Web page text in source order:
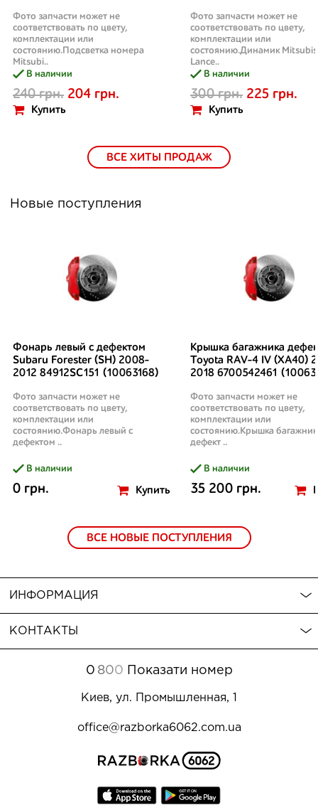
Фото запчасти может не
соответствовать по цвету,
комплектации или
состоянию.Подсветка номера
Mitsubi..
В наличии
240 грн. 204 грн.
Купить
Фото запчасти может не
соответствовать по цвету,
комплектации или
состоянию.Динамик
Lance..
В наличии
300 грн. 225 грн.
Купить
ВСЕ ХИТЫ ПРОДАЖ
Новые поступления
Фонарь левый с дефектом
Subaru Forester (SH) 2008-
2012 84912SC151 (10063168)
Фото запчасти может не
соответствовать по цвету,
комплектации или
состоянию.Фонарь левый с
дефектом ..
В наличии
0 грн. Купить
Крышка багажника
Toyota RAV-4 IV (XA40)
2018 6700542461
Фото запчасти может не
соответствовать по цвету,
комплектации или
состоянию.Крышка
дефект ..
В наличии
35 200 грн.
ВСЕ НОВЫЕ ПОСТУПЛЕНИЯ
ИНФОРМАЦИЯ
КОНТАКТЫ
0 800 Показати номер
Киев, ул. Промышленная, 1
office@razborka6062.com.ua